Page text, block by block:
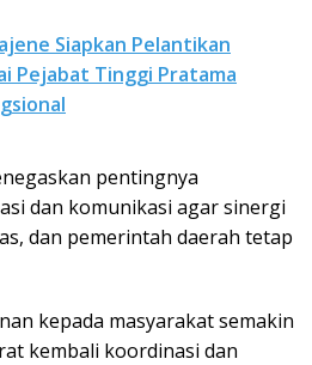
Siapkan Pelantikan
Pejabat Tinggi Pratama
pentingnya
dan komunikasi agar sinergi
dan pemerintah daerah tetap
kepada masyarakat semakin
kembali koordinasi dan